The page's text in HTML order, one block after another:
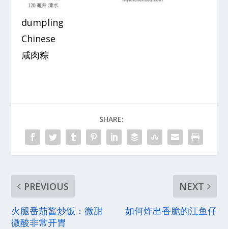
dumpling
Chinese
咸肉粽
SHARE:
PREVIOUS
火腿番茄酱炒饭：微甜
微酸非常开胃
NEXT
如何炸出香脆的江鱼仔